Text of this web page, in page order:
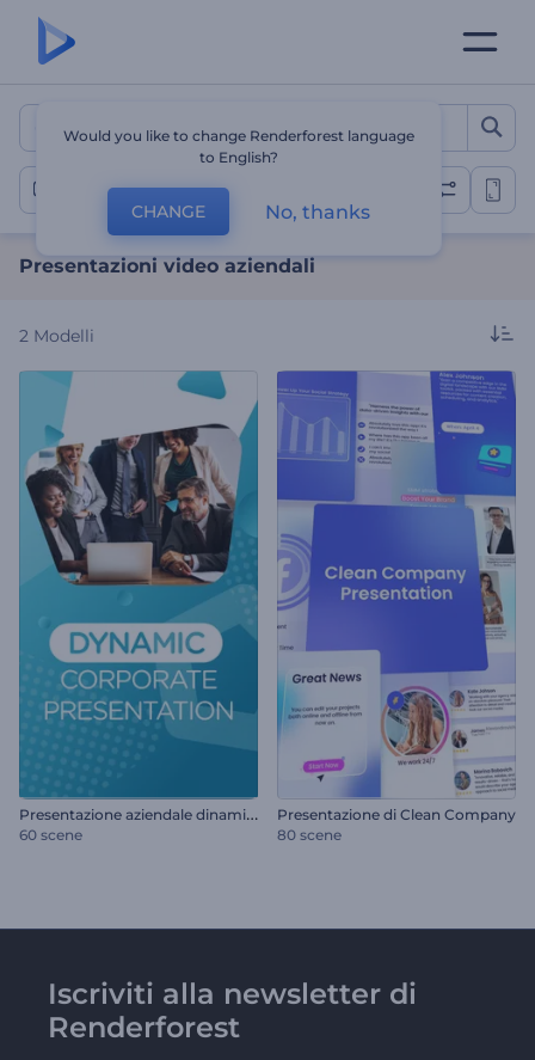
Presentazioni video
Aziendale
Presentazioni video aziendali
2 Modelli
P
resentazione aziendale dinamica
60 scene
Presentazione di Clean Company
80 scene
Iscriviti alla newsletter di
Renderforest
Would you like to change Renderforest language
to English?
CHANGE No, thanks